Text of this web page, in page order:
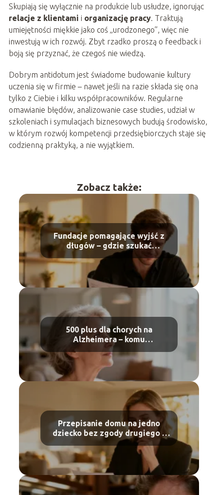
Skupiają się wyłącznie na produkcie lub usłudze, ignorując
relacje z klientami i organizację pracy. Traktują
umiejętności miękkie jako coś „urodzonego”, więc nie
inwestują w ich rozwój. Zbyt rzadko proszą o feedback i
boją się przyznać, że czegoś nie wiedzą.
Dobrym antidotum jest świadome budowanie kultury
uczenia się w firmie – nawet jeśli na razie składa się ona
tylko z Ciebie i kilku współpracowników. Regularne
omawianie błędów, analizowanie case studies, udział w
szkoleniach i symulacjach biznesowych budują środowisko,
w którym rozwój kompetencji przedsiębiorczych staje się
codzienną praktyką, a nie wyjątkiem.
Zobacz także:
Fundacje pomagające wyjść z
długów – gdzie szukać
wsparcia?
500 plus dla chorych na
Alzheimera – komu
przysługuje?
Przepisanie domu na jedno
dziecko bez zgody drugiego –
czy to możliwe?